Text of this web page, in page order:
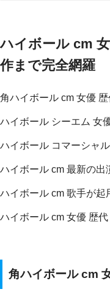
ハイボール cm
作まで完全網羅
角ハイボール cm 女優
ハイボール シーエム 女
ハイボール コマーシャ
ハイボール cm 最新の出
ハイボール cm 歌手が起
ハイボール cm 女優 歴
角ハイボール cm